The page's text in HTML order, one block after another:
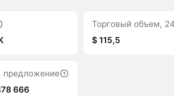
Торговый объем,
$ 115,5
предложение
666